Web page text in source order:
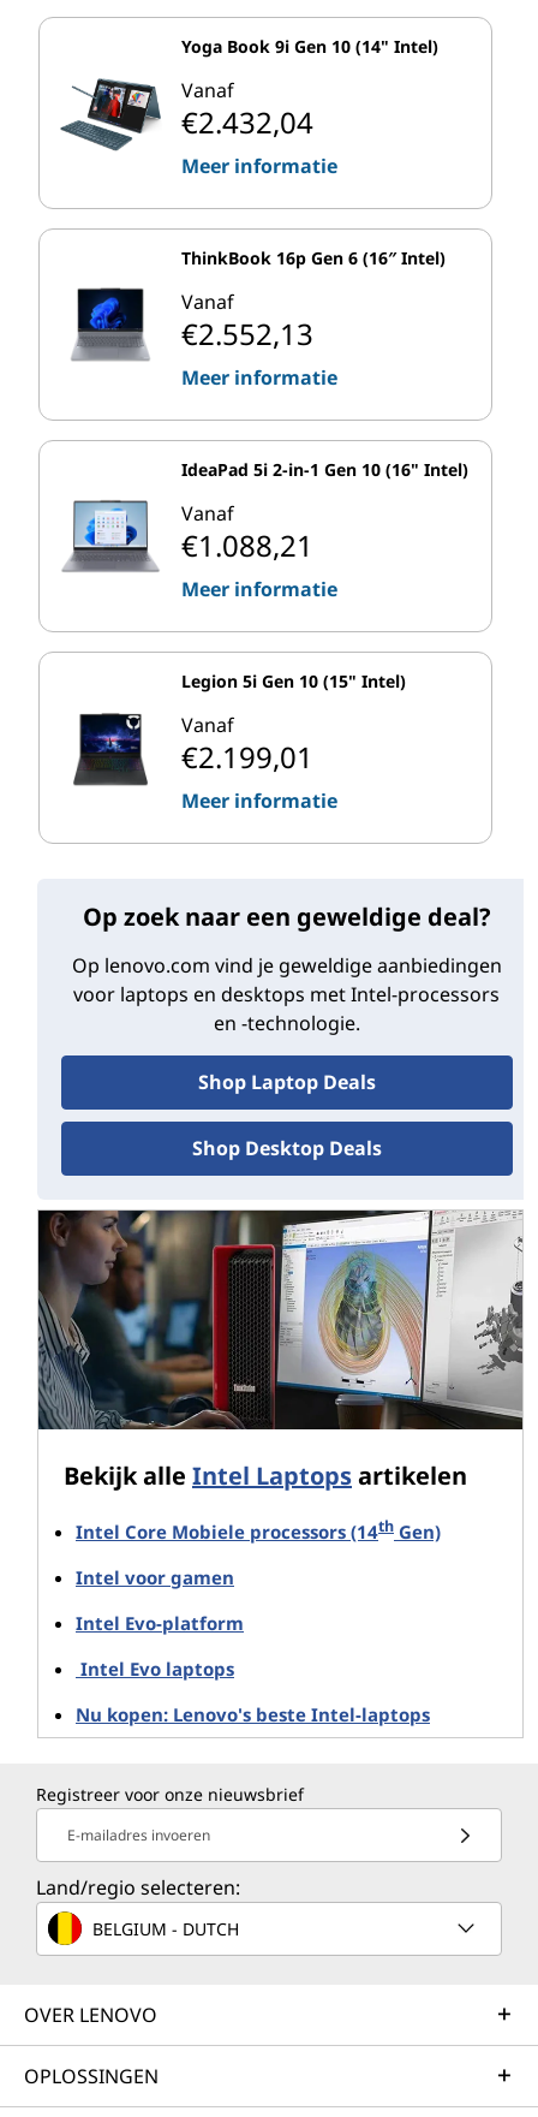
Yoga Book 9i Gen 10 (14" Intel)
Vanaf
€2.432,04
Meer informatie
ThinkBook 16p Gen 6 (16″ Intel)
Vanaf
€2.552,13
Meer informatie
IdeaPad 5i 2-in-1 Gen 10 (16" Intel)
Vanaf
€1.088,21
Meer informatie
Legion 5i Gen 10 (15" Intel)
Vanaf
€2.199,01
Meer informatie
Op zoek naar een geweldige deal?
Op lenovo.com vind je geweldige aanbiedingen
voor laptops en desktops met Intel-processors
en -technologie.
Shop Laptop Deals
Shop Desktop Deals
Bekijk alle Intel Laptopsartikelen
Intel Core Mobiele processors (14th Gen)
Intel voor gamen
Intel Evo-platform
Intel Evo laptops
Nu kopen: Lenovo's beste Intel-laptops
Registreer voor onze nieuwsbrief
E-mailadres invoeren
Land/regio selecteren:
BELGIUM - DUTCH
OVER LENOVO
OPLOSSINGEN